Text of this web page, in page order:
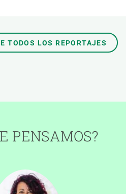
TODOS LOS REPORTAJES
PENSAMOS?